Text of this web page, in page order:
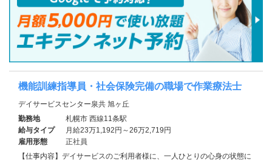
機能訓練指導員・社会保険完備の職場で作業療法士
デイサービスセンター泉共 旭ヶ丘
勤務地
札幌市 西線11条駅
給与タイプ
月給23万1,192円～26万2,719円
雇用形態
正社員
【仕事内容】デイサービスのご利用者様に、一人ひとりの心身の状態に